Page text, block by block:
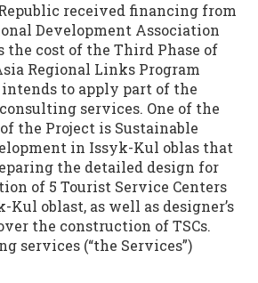
received financing from
Development Association
the cost of the Third Phase of
Regional Links Program
intends to apply part of the
services. One of the
the Project is Sustainable
in Issyk-Kul oblas that
the detailed design for
of 5 Tourist Service Centers
Kul oblast, as well as designer’s
the construction of TSCs.
services (“the Services”)